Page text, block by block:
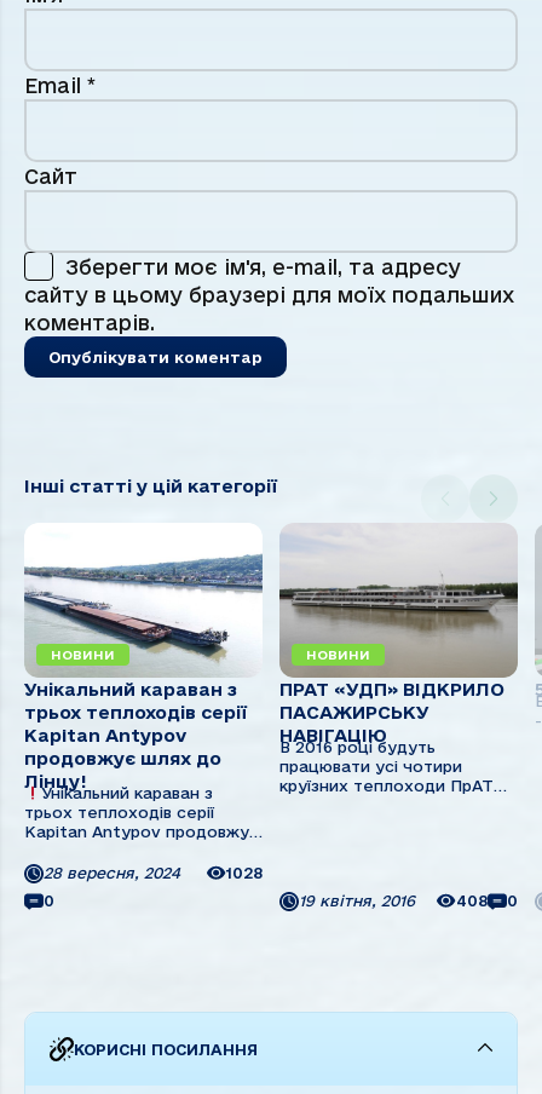
Email *
Сайт
Зберегти моє ім'я, e-mail, та адресу
сайту в цьому браузері для моїх подальших
коментарів.
Інші статті у цій категорії
НОВИНИ
Унікальний караван з
трьох теплоходів серії
Kapitan Antypov
продовжує шлях до
Лінцу!
Унікальний караван з
трьох теплоходів серії
Kapitan Antypov продовжує
вийшли з Ізмаїлу три тижні
тому. Вони наступні у черзі
на модернізацію.Для
28 вересня, 2024
1028
0
НОВИНИ
ПРАТ «УДП» ВІДКРИЛО
ПАСАЖИРСЬКУ
НАВІГАЦІЮ
В 2016 році будуть
працювати усі чотири
круїзних теплоходи ПрАТ
експлуатувалися відповідно
19 квітня, 2016 408 0
КОРИСНІ ПОСИЛАННЯ